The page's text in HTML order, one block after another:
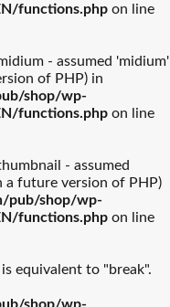
functions.php on line
- assumed 'midium'
of PHP) in
shop/wp-
functions.php on line
- assumed
future version of PHP)
pub/shop/wp-
functions.php on line
equivalent to "break".